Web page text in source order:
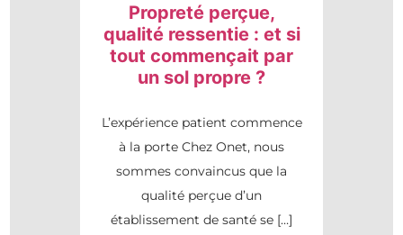
Propreté perçue,
qualité ressentie : et si
tout commençait par
un sol propre ?
L’expérience patient commence
à la porte Chez Onet, nous
sommes convaincus que la
qualité perçue d’un
établissement de santé se […]